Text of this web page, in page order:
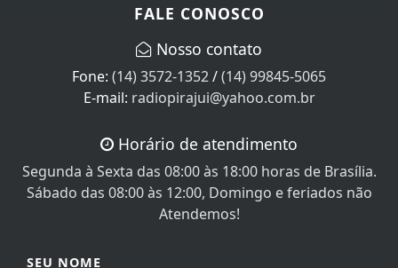
(14) 3572-1352/(14) 99845-5065
E-mail:radiopirajui@yahoo.com.br
Segunda à Sexta das 08:00 às 18:00 horas de Brasília.
Sábado das 08:00 às 12:00, Domingo e feriados não
Atendemos!